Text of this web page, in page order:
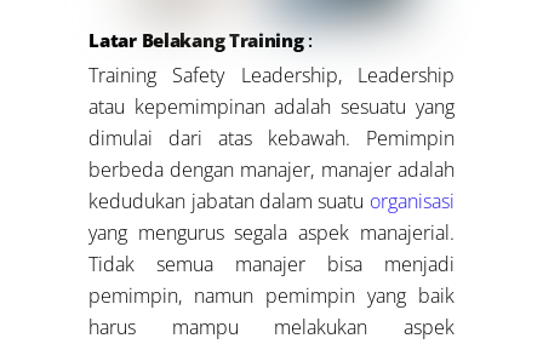
Latar Belakang Training:
Training Safety Leadership, Leadership
atau kepemimpinan adalah sesuatu yang
dimulai dari atas kebawah. Pemimpin
berbeda dengan manajer, manajer adalah
kedudukan jabatan dalam suatu organisasi
yang mengurus segala aspek manajerial.
Tidak semua manajer bisa menjadi
pemimpin, namun pemimpin yang baik
harus mampu melakukan aspek